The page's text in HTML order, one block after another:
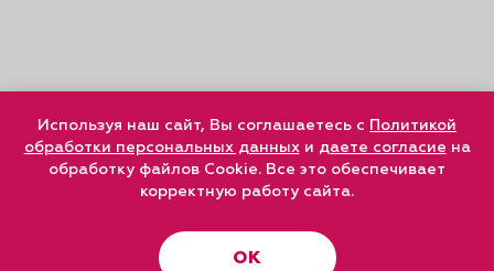
Используя наш сайт, Вы соглашаетесь с Политикой
обработки персональных данныхи даете согласие на
обработку файлов Cookie. Все это обеспечивает
корректную работу сайта.
ОК